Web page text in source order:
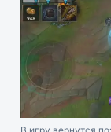
В игру вернутся